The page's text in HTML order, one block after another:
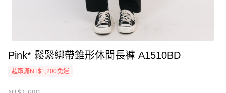
Pink* 鬆緊綁帶錐形休閒長褲 A1510BD
超取滿NT$1,200免運